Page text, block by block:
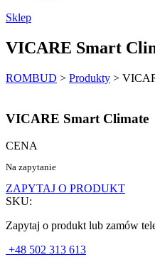
Sklep
VICARE Smart
ROMBUD > Produkty >
VICARE Smart Climate
CENA
Na zapytanie
ZAPYTAJ O PRODUKT
SKU:
Zapytaj o produkt lub zamów
+48 502 313 613